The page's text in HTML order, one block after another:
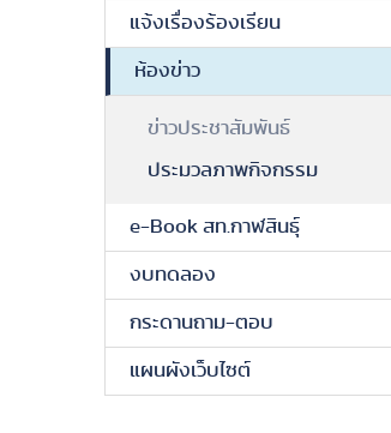
แจ้งเรื่องร้องเรียน
ห้องข่าว
ข่าวประชาสัมพันธ์
ประมวลภาพกิจกรรม
e-Book สท.กาฬสินธุ์
งบทดลอง
กระดานถาม-ตอบ
แผนผังเว็บไซต์